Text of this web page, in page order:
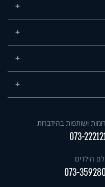
ושותפות בהידברות
073-
הילדים
073-